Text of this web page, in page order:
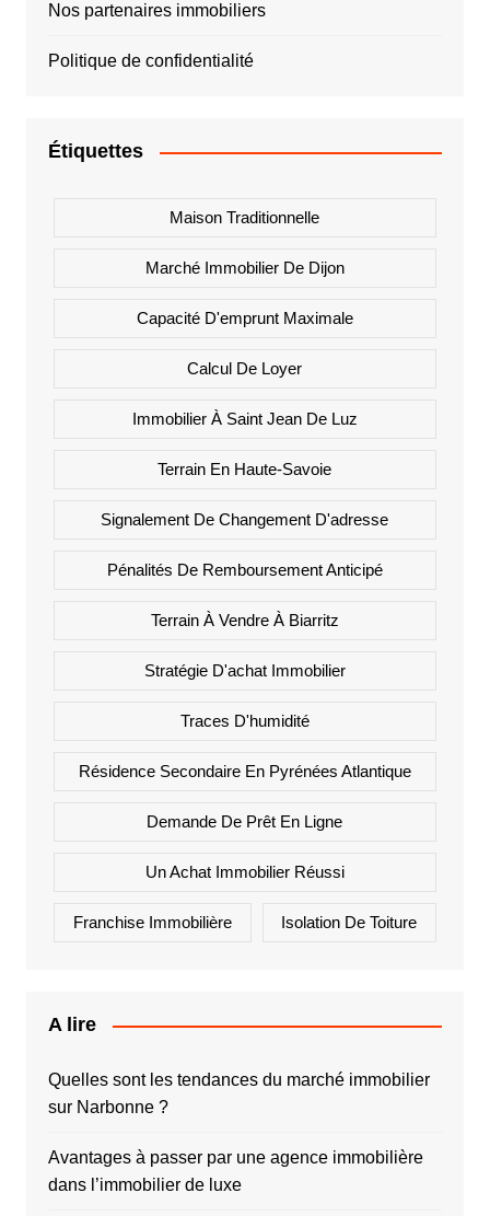
Nos partenaires immobiliers
Politique de confidentialité
Étiquettes
Maison Traditionnelle
Marché Immobilier De Dijon
Capacité D'emprunt Maximale
Calcul De Loyer
Immobilier À Saint Jean De Luz
Terrain En Haute-Savoie
Signalement De Changement D'adresse
Pénalités De Remboursement Anticipé
Terrain À Vendre À Biarritz
Stratégie D'achat Immobilier
Traces D'humidité
Résidence Secondaire En Pyrénées Atlantique
Demande De Prêt En Ligne
Un Achat Immobilier Réussi
Franchise Immobilière Isolation De Toiture
A lire
Quelles sont les tendances du marché immobilier
sur Narbonne ?
Avantages à passer par une agence immobilière
dans l’immobilier de luxe